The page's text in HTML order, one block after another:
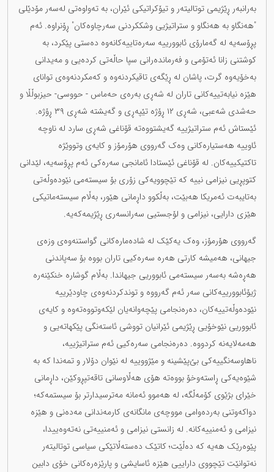
بەرانبەر ڕێژیمی توتالیتەر و تیۆکراتیکی ئێران، بە تەواوەتی لەسەر مۆدێلی
"هەنگاو بە هەنگاو و ستراتیژیی وشککردنی سەرچاوەکان" ڕۆنراوە. ئەم
پڕۆسەیە لە گەمارۆی ئابوورییە سەرەتاییەکانەوە دەستی پێکرد، بە
کوشتنی زانا ئەتۆمی و فەرماندەرانی سپا حاڵەتی کردەیی و مەیدانی
بەخۆیەوە گرت، پاشان لە ڕێگەی تاقیکردنەوە و کەمکردنەوەی توانای
هێزە نیابەتییەکانی تاران لە شەڕی بەرەی حەماس - حووسی- حیزبوڵڵا و
حەشدی شەعبی، شەڕی ١٢ ڕۆژە تێپەڕی و گەیشتە شەڕی ٣٩ ڕۆژە.
ئێستاش ئەم ستراتیژییە گەیشتووەتە قۆناغی شەڕی سارد لە ناوچە
ئاوییە هەستیارەکانی وەک گەرووی هۆرمۆز و کایەی وتووێژە
تاکتیکییەکان. لە قۆناغی ئێستادا ئامانجی سەرەکی ئەم پڕۆسەیە، لێدانی
کتوپڕیی نیزامی نییە کە تێچوویەکی زۆری بۆ سیستەمی نێودەوڵەتی
بەتایبەت ئەمریکا هەبێت، بەڵکوو داڕمانی هێور، بەڵام سیستەماتیکی
هێزی دارایی، نیزامی و لۆجستیی سەرانسەری ڕێژیمەکەیە.
گەرووی هۆرمۆز، وەک یەکێک لە شادەمارەکانی گواستنەوەی وزەی
جیهانی، هەمیشە کارتی هەرە سەرەکیی تاران بووە بۆ سەپاندنی
هەڕەشە بەسەر سیستەمی ئابووریی جیهاندا. بەڵام گوشارە خنكێنەرە
ژیۆئابوورییەکانی سەر ئەم گەرووە و توندکردنەوەی چاودێرییە
نێودەوڵەتییەکان، دەرەنجامی پێچەوانەیان لێکەوتووەتەوە و کایەی
ئابووریی نێوخۆیی ڕێژیمی ئێرانیان تووشی ئاستەنگی پێکهاتەیی و
هەمەلایەنە کردووە. دەرەنجامی سەرەکیی ئەم ستراتیژییە،
ناهاوسەنگییەکی بێ‌پێشینە و مێژووییە لە نێوان دۆلار و تمەندا کە بە
شێوەیەکی ڕاستەوخۆ بووەتە هۆی هەڵاوسانی تاقەتپڕوکێن، داڕمانی
خێرای بژێوی کۆمەڵگە، لە هەموو ئەمانە مەترسیدارتر بۆ سیستمەکە؛
دواکەوتنی بەردەوامی مووچەی مانگانەی کارمەندانی مەدەنی و هێزە
نیزامی و ئەمنییەکانە. له‌ زانستی نیزامی و ئەمنییەتی نه‌ته‌وەییدا،
پێوەرێک هەیە کە دەڵێت؛ کاتێک دەستەڵاتێکی سیاسی توتالیتەر
نەتوانێت تێچووی داراییی هێزە ئاسایشی و پارێزەرەکانی خۆی دابین